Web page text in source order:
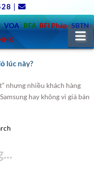
|
VOA RFA RFI Pháp SBTN
lúc này?
nhưng nhiều khách hàng
hay không vì giá bán